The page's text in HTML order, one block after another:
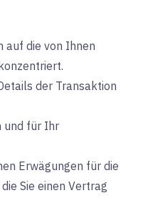
auf die von Ihnen
der Transaktion
und für Ihr
Erwägungen für die
Sie einen Vertrag